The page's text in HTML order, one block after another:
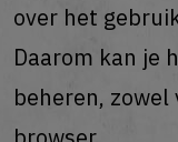
over het
Daarom kan je
beheren, zowel